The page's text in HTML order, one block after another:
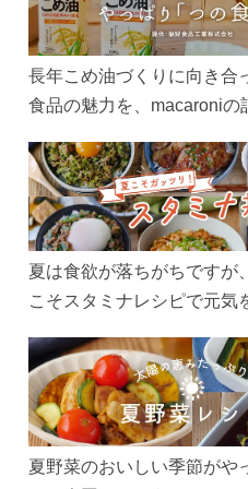
長年こめ油づくりに向き合
食品の魅力を、macaroniの
ん、製造現場や品質へのこ
こめ油をもっと好きになる
ぜひお楽しみください。
夏は食欲が落ちがちですが
こそスタミナレシピで元気
リ食べて、夏バテを吹き飛
う！
夏野菜のおいしい季節がや